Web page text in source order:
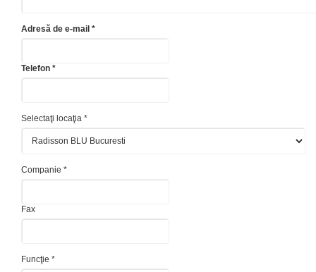
Adresă de e-mail *
Telefon *
Selectaţi locaţia *
Companie *
Fax
Funcţie *